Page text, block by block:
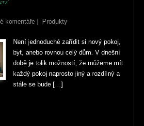
komentáře Produkty
Není jednoduché zařídit si nový pokoj,
byt, anebo rovnou celý dům. V dnešní
době je tolik možností, že můžeme mít
každý pokoj naprosto jiný a rozdílný a
stále se bude […]